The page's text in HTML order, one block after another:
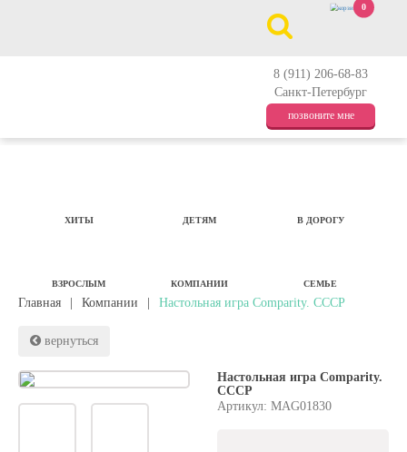
8 (911) 206-68-83
Санкт-Петербург
позвоните мне
0
ХИТЫ ДЕТЯМ В ДОРОГУ
ВЗРОСЛЫМ КОМПАНИИ СЕМЬЕ
Главная Компании Настольная игра Comparity. СССР
вернуться
Настольная игра Comparity.
СССР
Артикул: MAG01830